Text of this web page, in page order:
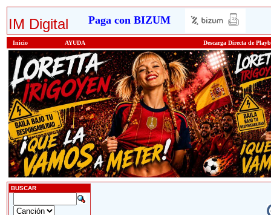
IM Digital Paga con BIZUM
Inicio AYUDA Descarga Directa de
BUSCAR